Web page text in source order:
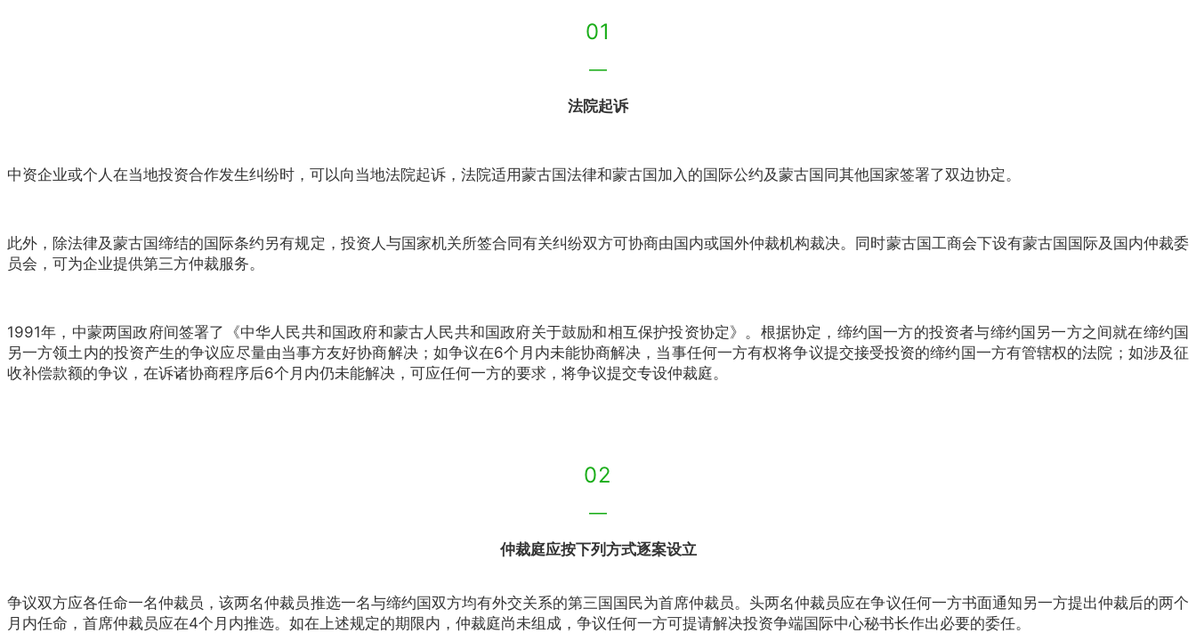
01
—
法院起诉
中资企业或个人在当地投资合作发生纠纷时，可以向当地法院起诉，法院适用蒙古国法律和蒙古国加入的国际公约及蒙古国同其他国家签署了双边协定。
此外，除法律及蒙古国缔结的国际条约另有规定，投资人与国家机关所签合同有关纠纷双方可协商由国内或国外仲裁机构裁决。同时蒙古国工商会下设有蒙古国国际及国内仲裁委
员会，可为企业提供第三方仲裁服务。
1991年，中蒙两国政府间签署了《中华人民共和国政府和蒙古人民共和国政府关于鼓励和相互保护投资协定》。根据协定，缔约国一方的投资者与缔约国另一方之间就在缔约国
另一方领土内的投资产生的争议应尽量由当事方友好协商解决；如争议在6个月内未能协商解决，当事任何一方有权将争议提交接受投资的缔约国一方有管辖权的法院；如涉及征
收补偿款额的争议，在诉诸协商程序后6个月内仍未能解决，可应任何一方的要求，将争议提交专设仲裁庭。
02
—
仲裁庭应按下列方式逐案设立
争议双方应各任命一名仲裁员，该两名仲裁员推选一名与缔约国双方均有外交关系的第三国国民为首席仲裁员。头两名仲裁员应在争议任何一方书面通知另一方提出仲裁后的两个
月内任命，首席仲裁员应在4个月内推选。如在上述规定的期限内，仲裁庭尚未组成，争议任何一方可提请解决投资争端国际中心秘书长作出必要的委任。